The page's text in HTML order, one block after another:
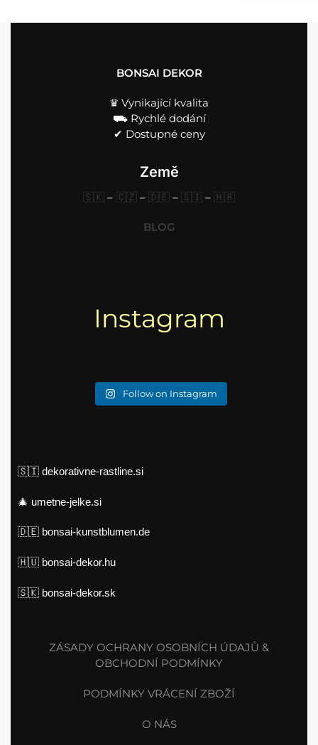
BONSAI DEKOR
♛ Vynikající kvalita
⛟ Rychlé dodání
✔︎ Dostupné ceny
Země
🇸🇰 – 🇨🇿 – 🇩🇪 – 🇸🇮 – 🇭🇷
BLOG
Instagram
Follow on Instagram
🇸🇮 dekorativne-rastline.si
🎄 umetne-jelke.si
🇩🇪 bonsai-kunstblumen.de
🇭🇺 bonsai-dekor.hu
🇸🇰 bonsai-dekor.sk
ZÁSADY OCHRANY OSOBNÍCH ÚDAJŮ &
OBCHODNÍ PODMÍNKY
PODMÍNKY VRÁCENÍ ZBOŽÍ
O NÁS